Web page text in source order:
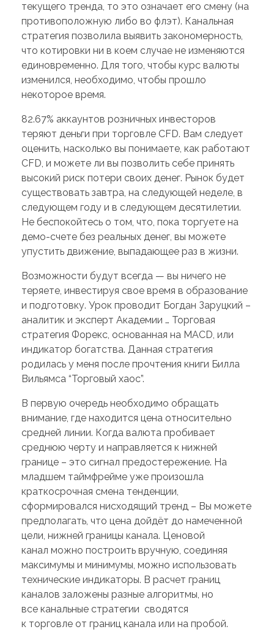
текущего тренда, то это означает его смену (на
противоположную либо во флэт). Канальная
стратегия позволила выявить закономерность,
что котировки ни в коем случае не изменяются
единовременно. Для того, чтобы курс валюты
изменился, необходимо, чтобы прошло
некоторое время.
82.67% аккаунтов розничных инвесторов
теряют деньги при торговле CFD. Вам следует
оценить, насколько вы понимаете, как работают
CFD, и можете ли вы позволить себе принять
высокий риск потери своих денег. Рынок будет
существовать завтра, на следующей неделе, в
следующем году и в следующем десятилетии.
Не беспокойтесь о том, что, пока торгуете на
демо-счете без реальных денег, вы можете
упустить движение, выпадающее раз в жизни.
Возможности будут всегда — вы ничего не
теряете, инвестируя свое время в образование
и подготовку. Урок проводит Богдан Заруцкий –
аналитик и эксперт Академии … Торговая
стратегия Форекс, основанная на MACD, или
индикатор богатства. Данная стратегия
родилась у меня после прочтения книги Билла
Вильямса “Торговый хаос”.
В первую очередь необходимо обращать
внимание, где находится цена относительно
средней линии. Когда валюта пробивает
среднюю черту и направляется к нижней
границе – это сигнал предостережение. На
младшем таймфрейме уже произошла
краткосрочная смена тенденции,
сформировался нисходящий тренд – Вы можете
предполагать, что цена дойдёт до намеченной
цели, нижней границы канала. Ценовой
канал можно построить вручную, соединяя
максимумы и минимумы, можно использовать
технические индикаторы. В расчет границ
каналов заложены разные алгоритмы, но
все канальные стратегии сводятся
к торговле от границ канала или на пробой.